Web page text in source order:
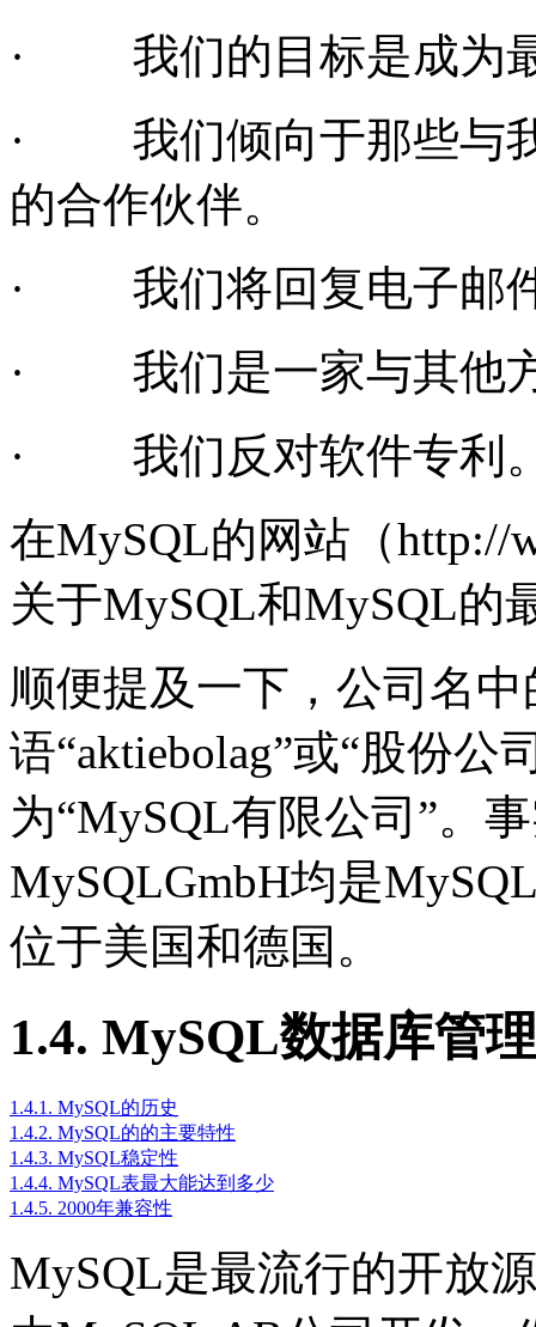
·
我们的目标是成为
·
我们倾向于那些与
的合作伙伴。
·
我们将回复电子邮
·
我们是一家与其他
·
我们反对软件专利
在MySQL的网站（http://
关于MySQL和MySQL的
顺便提及一下，公司名中
语“aktiebolag”或“股份公
为“MySQL有限公司”。
MySQLGmbH均是
位于美国和德国。
1.4. MySQL数据库管
1.4.1. MySQL的历史
1.4.2. MySQL的的主要特性
1.4.3. MySQL稳定性
1.4.4. MySQL表最大能达到多少
1.4.5. 2000年兼容性
MySQL是最流行的开放